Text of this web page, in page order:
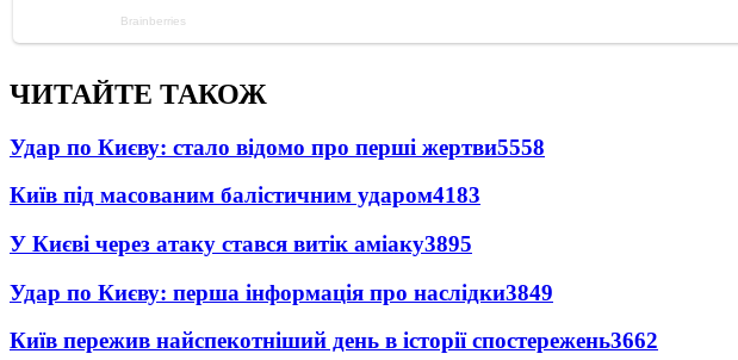
ЧИТАЙТЕ ТАКОЖ
Удар по Києву: стало відомо про перші жертви5558
Київ під масованим балістичним ударом4183
У Києві через атаку стався витік аміаку3895
Удар по Києву: перша інформація про наслідки3849
Київ пережив найспекотніший день в історії спостережень3662